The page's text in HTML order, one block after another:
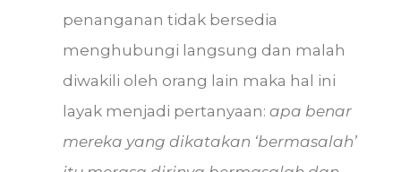
penanganan tidak bersedia
menghubungi langsung dan malah
diwakili oleh orang lain maka hal ini
layak menjadi pertanyaan: apa benar
mereka yang dikatakan ‘bermasalah’